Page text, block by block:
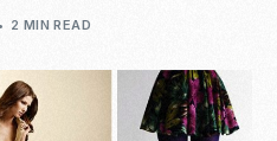
2 MIN READ